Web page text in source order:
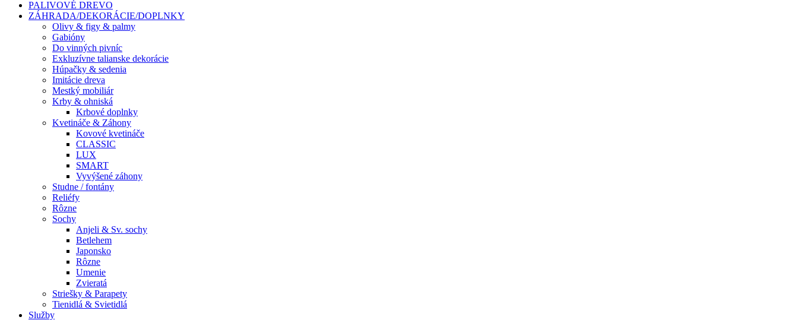
PALIVOVÉ DREVO
ZÁHRADA/DEKORÁCIE/DOPLNKY
Olivy & figy & palmy
Gabióny
Do vinných pivníc
Exkluzívne talianske dekorácie
Húpačky & sedenia
Imitácie dreva
Mestký mobiliár
Krby & ohniská
Krbové doplnky
Kvetináče & Záhony
Kovové kvetináče
CLASSIC
LUX
SMART
Vyvýšené záhony
Studne / fontány
Reliéfy
Rôzne
Sochy
Anjeli & Sv. sochy
Betlehem
Japonsko
Rôzne
Umenie
Zvieratá
Striešky & Parapety
Tienidlá & Svietidlá
Služby